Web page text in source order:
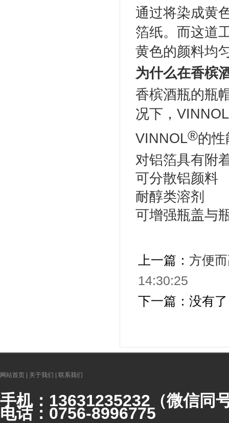
通过将染成黄
箔纸。而这道
黄色的颜料均
为什么在香槟
香槟酒瓶的瓶
况下，
VINNOL®的
对铝箔具有附
可分散铝颜料
耐醇类溶剂
可增强瓶盖与
上一篇： 方便
14:30:25
下一篇：没有了
网站首页 关于我们 联系我们
手机： 13631235232（微信同
电话：0756-8996775